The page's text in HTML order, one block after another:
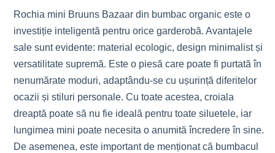
Rochia mini Bruuns Bazaar din bumbac organic este o
investiție inteligentă pentru orice garderobă. Avantajele
sale sunt evidente: material ecologic, design minimalist și
versatilitate supremă. Este o piesă care poate fi purtată în
nenumărate moduri, adaptându-se cu ușurință diferitelor
ocazii și stiluri personale. Cu toate acestea, croiala
dreaptă poate să nu fie ideală pentru toate siluetele, iar
lungimea mini poate necesita o anumită încredere în sine.
De asemenea, este important de menționat că bumbacul